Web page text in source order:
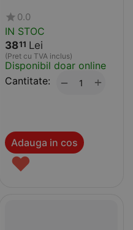
0.0
IN STOC
3811 Lei
(Pret cu TVA inclus)
Disponibil doar online
Cantitate:
+
−
Adauga in cos
♥